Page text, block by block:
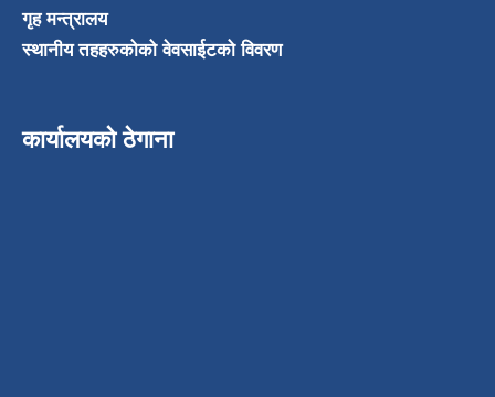
गृह मन्त्रालय
स्थानीय तहहरुकोको वेवसाईटको विवरण
कार्यालयको ठेगाना